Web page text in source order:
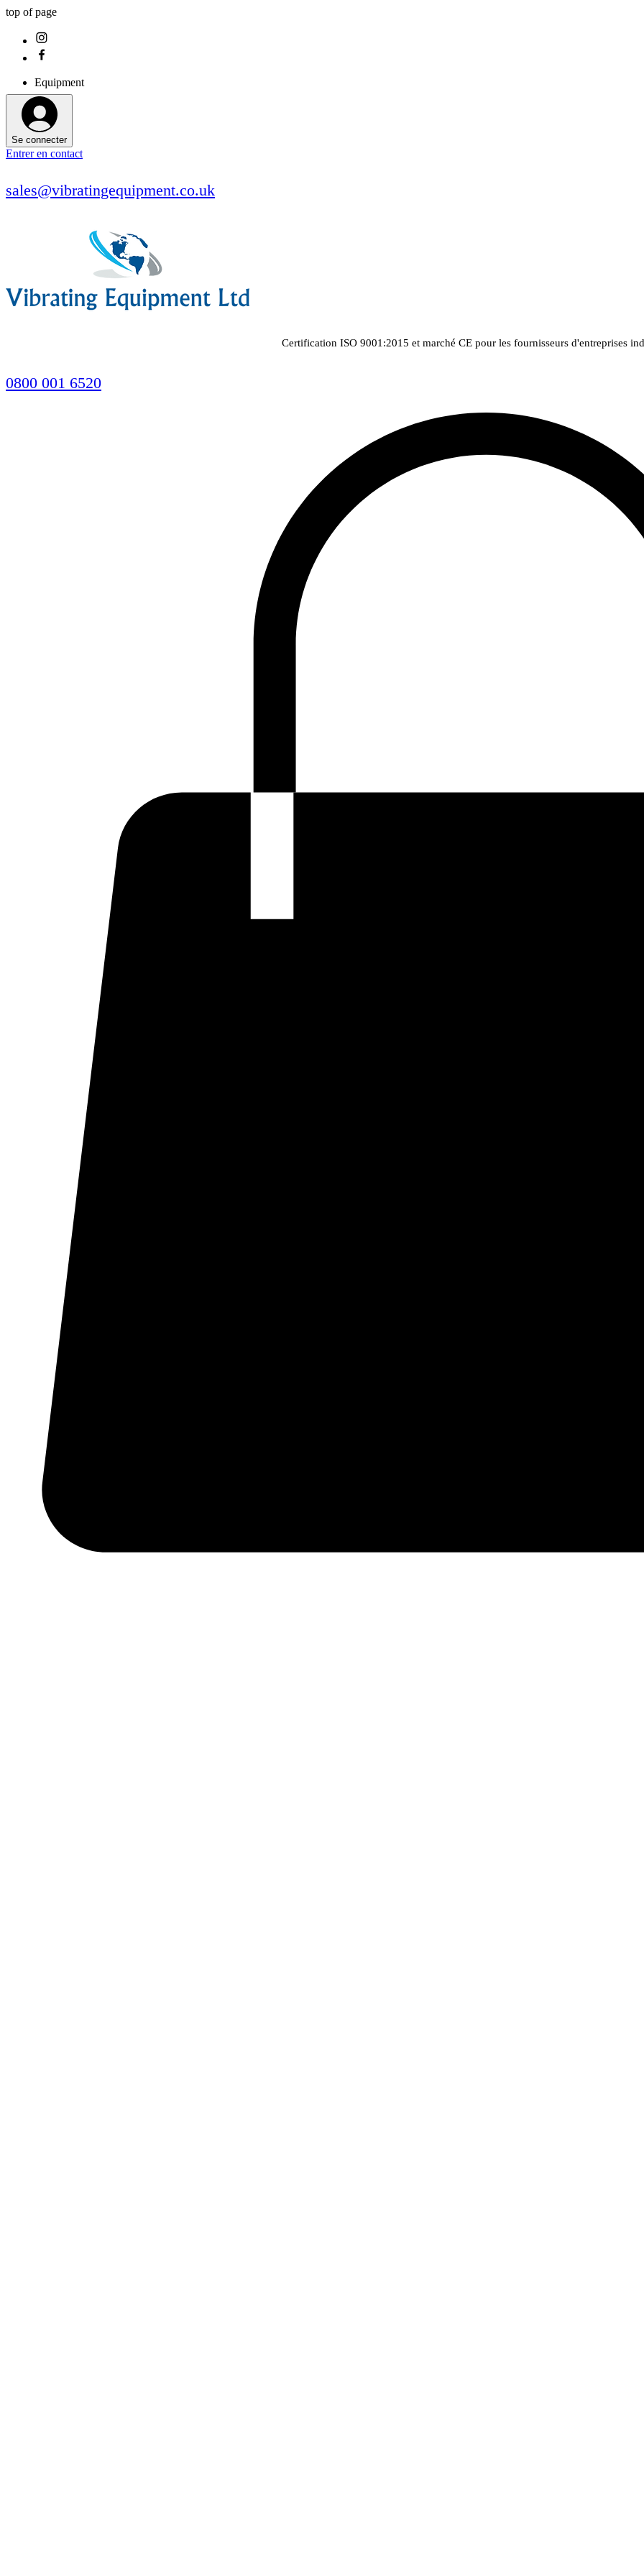
top of page
Equipment
Se connecter
Entrer en contact
sales@vibratingequipment.co.uk
Certification ISO 9001:2015 et marché CE pour les fournisseurs d'entreprises
0800 001 6520